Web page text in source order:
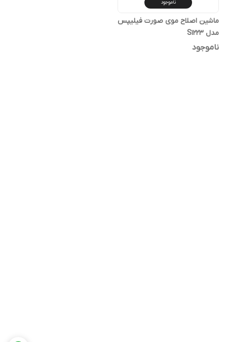
ناموجود
ماشین اصلاح موی صورت فیلیپس
مدل S1223
ناموجود